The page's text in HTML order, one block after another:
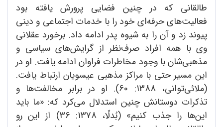
طالقانی که در چنین فضایی پرورش یافته بود
فعالیت‌های حرفه‌ای خود را با خدمات اجتماعی و دینی
پیوند زد و آن را به شیوه پدر ادامه داد. برخورد عقلانی
وی با همه افراد صرف‌نظر از گرایش‌های سیاسی و
مذهبی‌شان با وجود مخاطرات فراوان ادامه یافت. او در
این مسیر حتی با مراکز مذهبی عیسویان ارتباط یافت.
(ملائی‌توانی، 1388: 60). او در برابر مخالفت‌ها و
تذکرات دوستانش چنین استدلال می‌کرد که: «ما باید
این‌ها را جذب کنیم» (بُدلّا، 1378: 36) از این رو